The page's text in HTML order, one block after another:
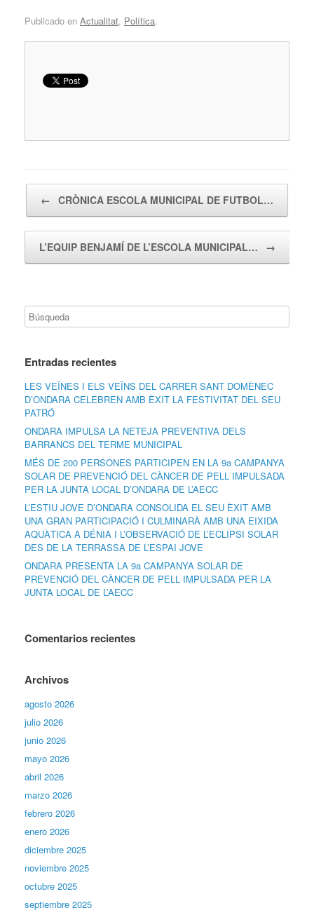
Publicado en Actualitat, Política.
← CRÒNICA ESCOLA MUNICIPAL DE FUTBOL…
L’EQUIP BENJAMÍ DE L’ESCOLA MUNICIPAL… →
Entradas recientes
LES VEÏNES I ELS VEÏNS DEL CARRER SANT DOMÈNEC
D’ONDARA CELEBREN AMB ÈXIT LA FESTIVITAT DEL SEU
PATRÓ
ONDARA IMPULSA LA NETEJA PREVENTIVA DELS
BARRANCS DEL TERME MUNICIPAL
MÉS DE 200 PERSONES PARTICIPEN EN LA 9a CAMPANYA
SOLAR DE PREVENCIÓ DEL CÀNCER DE PELL IMPULSADA
PER LA JUNTA LOCAL D’ONDARA DE L’AECC
L’ESTIU JOVE D’ONDARA CONSOLIDA EL SEU ÈXIT AMB
UNA GRAN PARTICIPACIÓ I CULMINARÀ AMB UNA EIXIDA
AQUÀTICA A DÉNIA I L’OBSERVACIÓ DE L’ECLIPSI SOLAR
DES DE LA TERRASSA DE L’ESPAI JOVE
ONDARA PRESENTA LA 9a CAMPANYA SOLAR DE
PREVENCIÓ DEL CÀNCER DE PELL IMPULSADA PER LA
JUNTA LOCAL DE L’AECC
Comentarios recientes
Archivos
agosto 2026
julio 2026
junio 2026
mayo 2026
abril 2026
marzo 2026
febrero 2026
enero 2026
diciembre 2025
noviembre 2025
octubre 2025
septiembre 2025